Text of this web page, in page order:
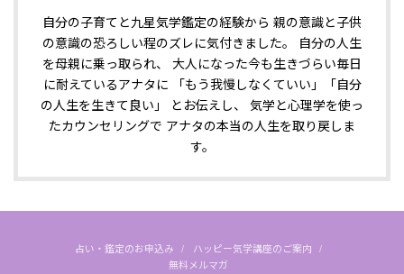
自分の子育てと九星気学鑑定の経験から 親の意識と子供
の意識の恐ろしい程のズレに気付きました。 自分の人生
を母親に乗っ取られ、 大人になった今も生きづらい毎日
に耐えているアナタに 「もう我慢しなくていい」「自分
の人生を生きて良い」 とお伝えし、 気学と心理学を使っ
たカウンセリングで アナタの本当の人生を取り戻しま
す。
占い・鑑定のお申込み
ハッピー気学講座のご案内
無料メルマガ